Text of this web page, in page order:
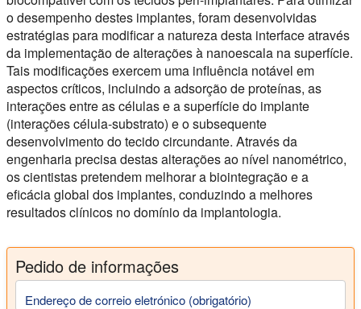
o desempenho destes implantes, foram desenvolvidas
estratégias para modificar a natureza desta interface através
da implementação de alterações à nanoescala na superfície.
Tais modificações exercem uma influência notável em
aspectos críticos, incluindo a adsorção de proteínas, as
interações entre as células e a superfície do implante
(interações célula-substrato) e o subsequente
desenvolvimento do tecido circundante. Através da
engenharia precisa destas alterações ao nível nanométrico,
os cientistas pretendem melhorar a biointegração e a
eficácia global dos implantes, conduzindo a melhores
resultados clínicos no domínio da implantologia.
Pedido de informações
Endereço de correio eletrónico (obrigatório)